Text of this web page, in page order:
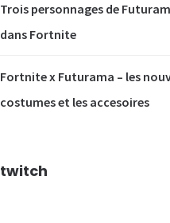
Trois personnages de
dans Fortnite
Fortnite x Futurama – les
costumes et les accesoires
twitch